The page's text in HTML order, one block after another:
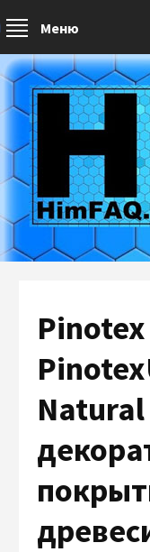
Меню